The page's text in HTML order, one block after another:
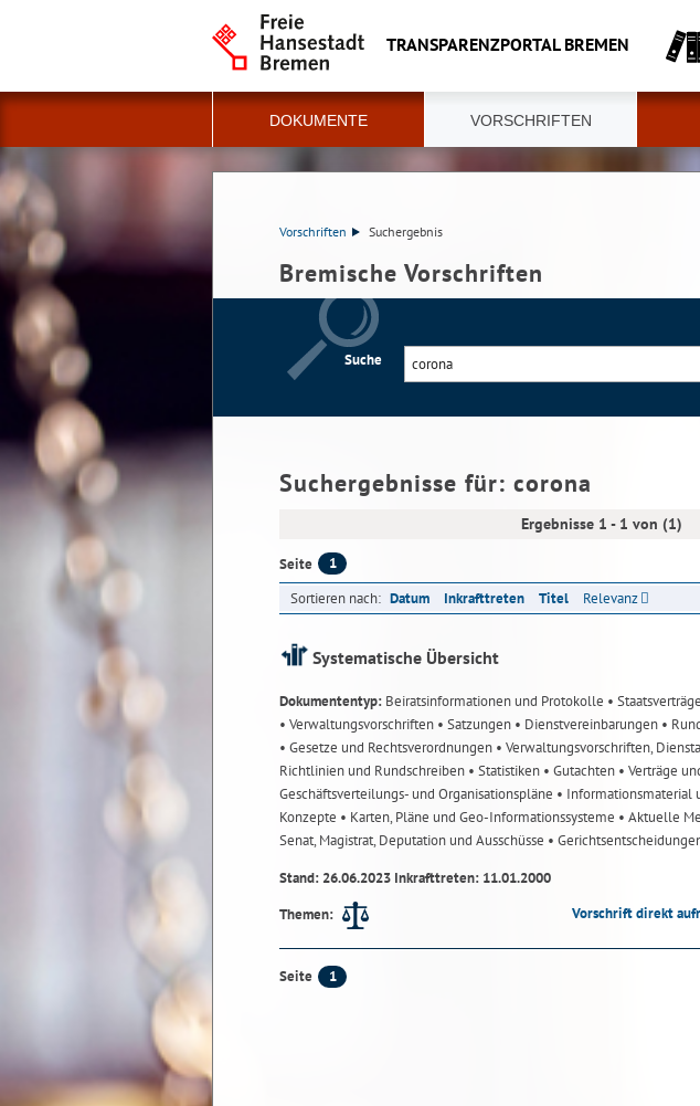
TRANSPARENZPORTAL BREMEN
DOKUMENTE VORSCHRIFTEN
Vorschriften Suchergebnis
Bremische Vorschriften
Suche
Suchergebnisse für: corona
Ergebnisse 1 - 1 von (1)
Seite 1
Sortieren nach: Datum Inkrafttreten Titel Relevanz
Systematische Übersicht
Dokumententyp: Beiratsinformationen und Protokolle • Staatsverträge
• Verwaltungsvorschriften • Satzungen • Dienstvereinbarungen •
• Gesetze und Rechtsverordnungen • Verwaltungsvorschriften,
Richtlinien und Rundschreiben • Statistiken • Gutachten • Verträge
Geschäftsverteilungs- und Organisationspläne • Informationsmaterial
Konzepte • Karten, Pläne und Geo-Informationssysteme • Aktuelle
Senat, Magistrat, Deputation und Ausschüsse •
Stand: 26.06.2023 Inkrafttreten: 11.01.2000
Themen:
Vorschrift direkt
Seite 1